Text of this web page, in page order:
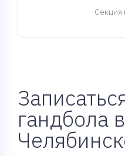
Cекция
гандбола в